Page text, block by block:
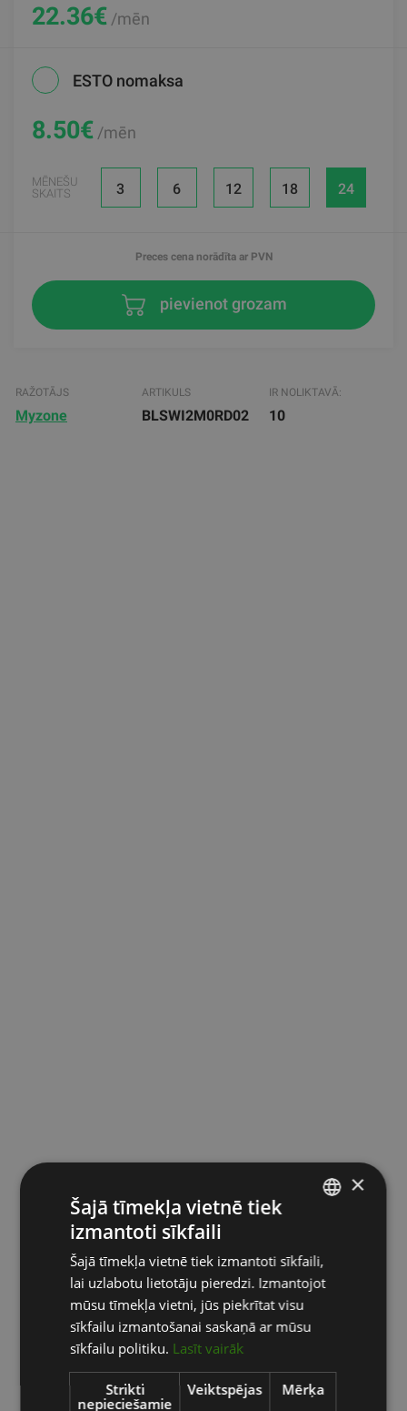
22.36€ /mēn
ESTO nomaksa
8.50€ /mēn
MĒNEŠU
SKAITS
3 6 12 18 24
Preces cena norādīta ar PVN
pievienot grozam
RAŽOTĀJS
Myzone
ARTIKULS
BLSWI2M0RD02
IR NOLIKTAVĀ:
10
ENGLISH
RUSSIAN
×
Šajā tīmekļa vietnē tiek
izmantoti sīkfaili
Šajā tīmekļa vietnē tiek izmantoti sīkfaili,
lai uzlabotu lietotāju pieredzi. Izmantojot
mūsu tīmekļa vietni, jūs piekrītat visu
sīkfailu izmantošanai saskaņā ar mūsu
sīkfailu politiku. Lasīt vairāk
Strikti
nepieciešamie
Veiktspējas Mērķa